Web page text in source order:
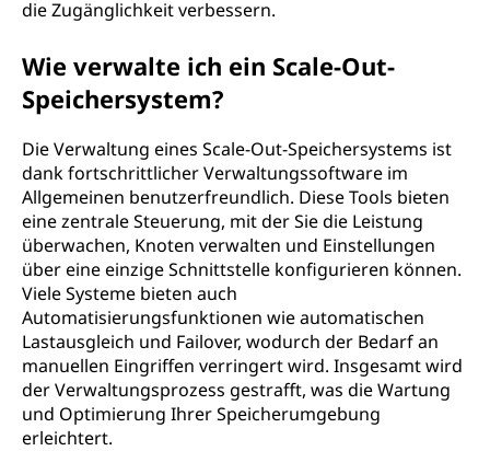
die Zugänglichkeit verbessern.
Wie verwalte ich ein Scale-Out-
Speichersystem?
Die Verwaltung eines Scale-Out-Speichersystems ist
dank fortschrittlicher Verwaltungssoftware im
Allgemeinen benutzerfreundlich. Diese Tools bieten
eine zentrale Steuerung, mit der Sie die Leistung
überwachen, Knoten verwalten und Einstellungen
über eine einzige Schnittstelle konfigurieren können.
Viele Systeme bieten auch
Automatisierungsfunktionen wie automatischen
Lastausgleich und Failover, wodurch der Bedarf an
manuellen Eingriffen verringert wird. Insgesamt wird
der Verwaltungsprozess gestrafft, was die Wartung
und Optimierung Ihrer Speicherumgebung
erleichtert.